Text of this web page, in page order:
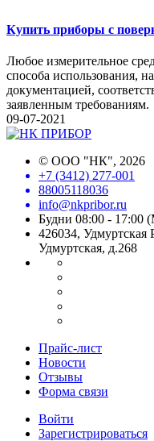
Купить приборы с
Любое измерительное
способа использования,
документацией,
заявленным требованиям.
09-07-2021
© ООО "НК", 2026
+7 (3412) 277-001
88005118036
info@nkpribor.ru
Будни 08:00 - 17:00
426034, Удмуртская
Удмуртская, д.268
Прайс-лист
Новости
Отзывы
Форма связи
Войти
Зарегистрироваться